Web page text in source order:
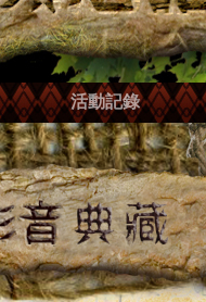
活動記錄